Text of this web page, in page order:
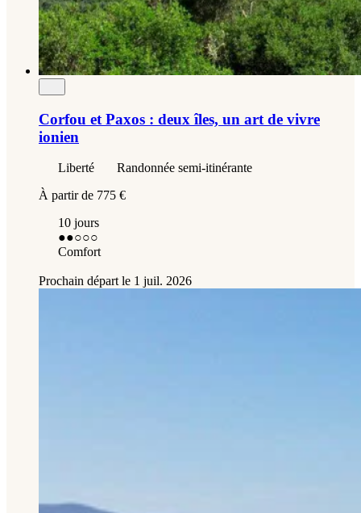
Corfou et Paxos : deux îles, un art de vivre
ionien
Liberté
Randonnée semi-itinérante
À partir de 775 €
10 jours
●●○○○
Comfort
Prochain départ le 1 juil. 2026